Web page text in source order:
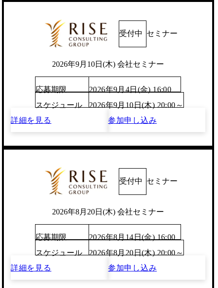
受付中 セミナー
2026年9月10日(木) 会社セミナー
応募期限
2026年9月4日(金) 16:00
スケジュール
2026年9月10日(木) 20:00～
詳細を見る
参加申し込み
受付中 セミナー
2026年8月20日(木) 会社セミナー
応募期限
2026年8月14日(金) 16:00
スケジュール
2026年8月20日(木) 20:00～
詳細を見る
参加申し込み